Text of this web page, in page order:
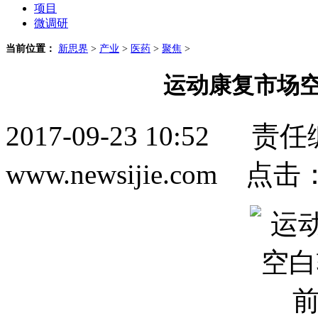
项目
微调研
当前位置： 新思界 > 产业 > 医药 > 聚焦 >
运动康复市场
2017-09-23 10:52 责
www.newsijie.com 点击